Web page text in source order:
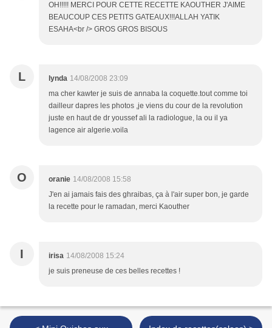
OH!!!!! MERCI POUR CETTE RECETTE KAOUTHER J'AIME
BEAUCOUP CES PETITS GATEAUX!!!ALLAH YATIK
ESAHA<br /> GROS GROS BISOUS
L lynda 14/08/2008 23:09
ma cher kawter je suis de annaba la coquette.tout comme toi
dailleur dapres les photos ,je viens du cour de la revolution
juste en haut de dr youssef ali la radiologue, la ou il ya
lagence air algerie.voila
O oranie 14/08/2008 15:58
J'en ai jamais fais des ghraibas, ça à l'air super bon, je garde
la recette pour le ramadan, merci Kaouther
I irisa 14/08/2008 15:24
je suis preneuse de ces belles recettes !